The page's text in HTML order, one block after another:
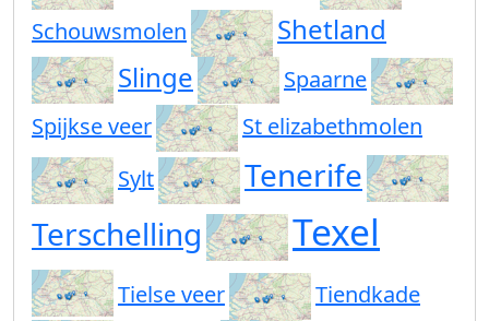
Schouwsmolen
Shetland
Slinge
Spaarne
Spijkse veer
St elizabethmolen
Sylt
Tenerife
Terschelling
Texel
Tielse veer
Tiendkade